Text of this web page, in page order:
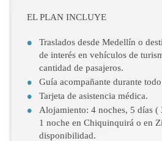
EL PLAN INCLUYE
Traslados desde Medellín o
de interés en vehículos de
cantidad de pasajeros.
Guía acompañante durante
Tarjeta de asistencia médica.
Alojamiento: 4 noches, 5 días (
1 noche en Chiquinquirá o en
disponibilidad.